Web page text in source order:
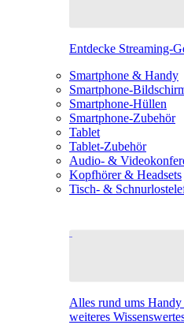
Entdecke Streaming-
Smartphone & Handy
Smartphone-
Smartphone-Hüllen
Smartphone-Zubehör
Tablet
Tablet-Zubehör
Audio- &
Kopfhörer & Headsets
Tisch- &
Alles rund ums
weiteres